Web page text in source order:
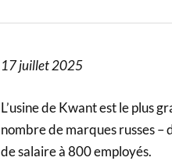
17 juillet 2025
L’usine de Kwant est le plus
nombre de marques russes –
de salaire à 800 employés.